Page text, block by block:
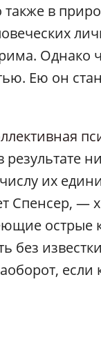
в
Однако
Ею он
их
Спенсер, —
острые
без